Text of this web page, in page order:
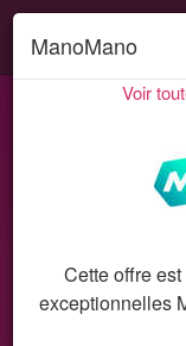
ManoMano
Voir
Cette offre
exceptionnelles